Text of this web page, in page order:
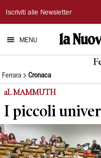
La
Nuova
Ferrara
Iscriviti alle Newsletter
MENU
Ferrara Cronaca
aL MAMMUTH
I piccoli